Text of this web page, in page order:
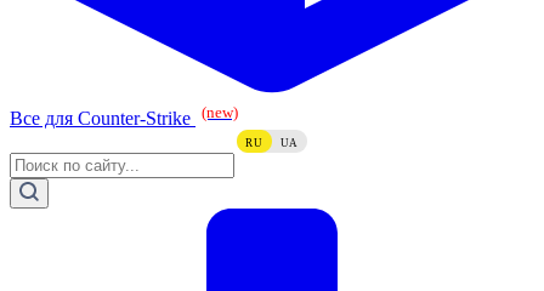
Все для Counter-Strike (new)
RU UA